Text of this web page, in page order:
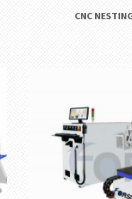
CNC